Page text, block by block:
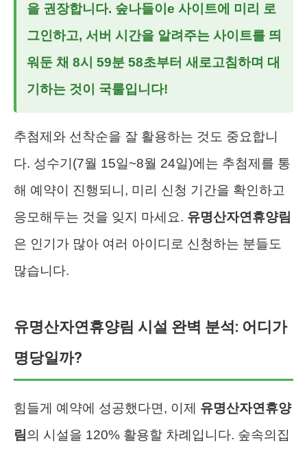
을 권장합니다. 숲나들이e 사이트에 미리 로
그인하고, 서버 시간을 알려주는 사이트를 띄
워둔 채 8시 59분 58초부터 새로고침하며 대
기하는 것이 국룰입니다!
추첨제와 선착순을 잘 활용하는 것도 중요합니
다. 성수기(7월 15일~8월 24일)에는 추첨제를 통
해 예약이 진행되니, 미리 신청 기간을 확인하고
응모해두는 것을 잊지 마세요. 유명산자연휴양림
은 인기가 많아 여러 아이디로 신청하는 분들도
많습니다.
유명산자연휴양림 시설 완벽 분석: 어디가
명당일까?
힘들게 예약에 성공했다면, 이제 유명산자연휴양
림 의 시설을 120% 활용할 차례입니다. 숲속의집